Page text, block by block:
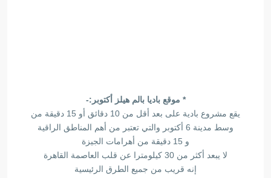
* موقع باديا بالم هيلز أكتوبر:-
يقع مشروع بادية على بعد أقل من 10 دقائق أو 15 دقيقة من
وسط مدينة 6 أكتوبر والتي تعتبر من أهم المناطق الراقية
و 15 دقيقة من أهرامات الجيزة
لا يبعد أكثر من 30 كيلومترا عن قلب العاصمة القاهرة
إنه قريب من جميع الطرق الرئيسية